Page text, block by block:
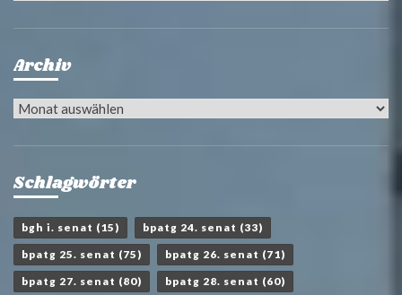
Archiv
Archiv
Schlagwörter
bgh i. senat (15) bpatg 24. senat (33)
bpatg 25. senat (75) bpatg 26. senat (71)
bpatg 27. senat (80) bpatg 28. senat (60)